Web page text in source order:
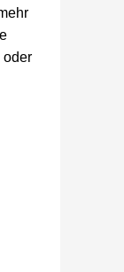
oder